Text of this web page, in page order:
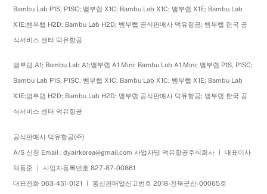
Bambu Lab P1S, P1SC; 뱀부랩 X1C; Bambu Lab X1C; 뱀부랩 X1E; Bambu Lab
X1E;뱀부랩 H2D; Bambu Lab H2D; 뱀부랩 공식판매사 덕유항공; 뱀부랩 한국 공
식서비스 센터 덕유항공
뱀부랩 A1; Bambu Lab A1;뱀부랩 A1 Mini; Bambu Lab A1 Mini; 뱀부랩 P1S, P1SC;
Bambu Lab P1S, P1SC; 뱀부랩 X1C; Bambu Lab X1C; 뱀부랩 X1E; Bambu Lab
X1E;뱀부랩 H2D; Bambu Lab H2D; 뱀부랩 공식판매사 덕유항공; 뱀부랩 한국 공
식서비스 센터 덕유항공
공식판매사 덕유항공(주)
A/S 신청 Email : dyairkorea@gmail.com 사업자명 덕유항공주식회사 ㅣ 대표이사
채동준 ㅣ 사업자등록번호 827-87-00861
대표전화 063-451-0121 ㅣ 통신판매업신고번호 2018-전북군산-00065호